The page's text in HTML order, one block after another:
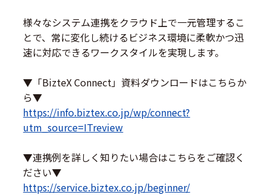
様々なシステム連携をクラウド上で一元管理するこ
とで、常に変化し続けるビジネス環境に柔軟かつ迅
速に対応できるワークスタイルを実現します。
▼「BizteX Connect」資料ダウンロードはこちらか
ら▼
https://info.biztex.co.jp/wp/connect?
utm_source=ITreview
▼連携例を詳しく知りたい場合はこちらをご確認く
ださい▼
https://service.biztex.co.jp/beginner/